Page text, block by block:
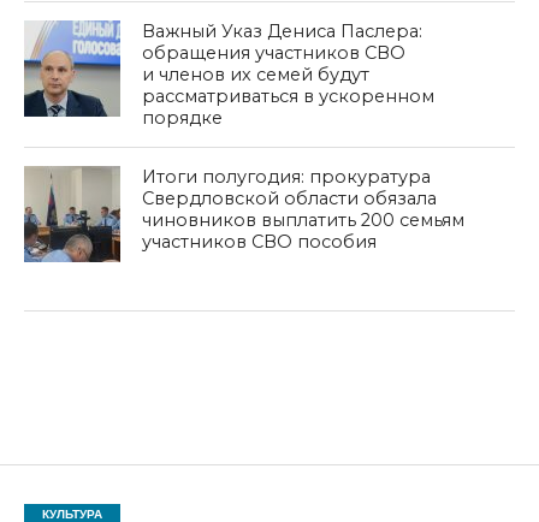
Важный Указ Дениса Паслера:
обращения участников СВО
и членов их семей будут
рассматриваться в ускоренном
порядке
Итоги полугодия: прокуратура
Свердловской области обязала
чиновников выплатить 200 семьям
участников СВО пособия
КУЛЬТУРА